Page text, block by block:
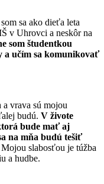
sa ako dieťa leta
v Uhrovci a neskôr na
som študentkou
a učím sa komunikovať
vrava sú mojou
budú. V živote
bude mať aj
na mňa budú tešiť
Mojou slabosťou je túžba
a hudbe.